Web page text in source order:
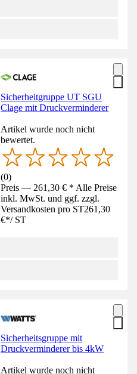
Sicherheitgruppe UT SGU
Clage mit Druckverminderer
Artikel wurde noch nicht
bewertet.
(0)
Preis — 261,30 € * Alle Preise
inkl. MwSt. und ggf. zzgl.
Versandkosten pro ST261,30
€*/ ST
Sicherheitsgruppe mit
Druckverminderer bis 4kW
Artikel wurde noch nicht